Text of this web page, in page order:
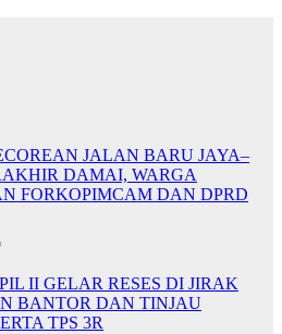
JALAN BARU JAYA–
DAMAI, WARGA
FORKOPIMCAM DAN DPRD
II GELAR RESES DI JIRAK
BANTOR DAN TINJAU
TPS 3R